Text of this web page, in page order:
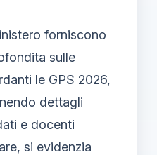
forniscono
sulle
le GPS 2026,
dettagli
e docenti
si evidenzia